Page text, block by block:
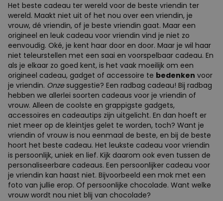
Het beste cadeau ter wereld voor de beste vriendin ter
wereld. Maakt niet uit of het nou over een vriendin, je
vrouw, dé vriendin, of je beste vriendin gaat. Maar een
origineel en leuk cadeau voor vriendin vind je niet zo
eenvoudig. Oké, je kent haar door en door. Maar je wil haar
niet teleurstellen met een saai en voorspelbaar cadeau. En
als je elkaar zo goed kent, is het vaak moeilijk om een
origineel cadeau, gadget of accessoire te bedenken voor
je vriendin. Onzesuggestie? Een radbag cadeau! Bij radbag
hebben we allerlei soorten cadeaus voor je vriendin of
vrouw. Alleen de coolste en grappigste gadgets,
accessoires en cadeautips zijn uitgelicht. En dan hoeft er
niet meer op de kleintjes gelet te worden, toch? Want je
vriendin of vrouw is nou eenmaal de beste, en bij de beste
hoort het beste cadeau. Het leukste cadeau voor vriendin
is persoonlijk, uniek en lief. Kijk daarom ook even tussen de
personaliseerbare cadeaus. Een persoonlijker cadeau voor
je vriendin kan haast niet. Bijvoorbeeld een mok met een
foto van jullie erop. Of persoonlijke chocolade. Want welke
vrouw wordt nou niet blij van chocolade?